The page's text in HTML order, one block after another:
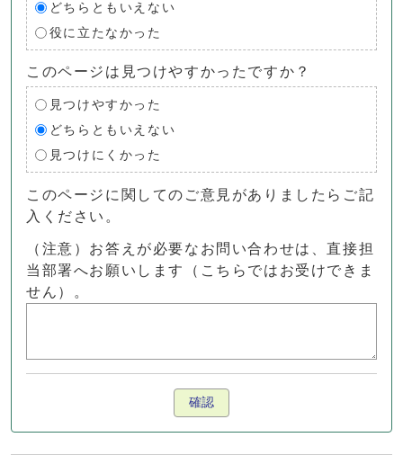
どちらともいえない
役に立たなかった
このページは見つけやすかったですか？
見つけやすかった
どちらともいえない
見つけにくかった
このページに関してのご意見がありましたらご記
入ください。
（注意）お答えが必要なお問い合わせは、直接担
当部署へお願いします（こちらではお受けできま
せん）。
確認